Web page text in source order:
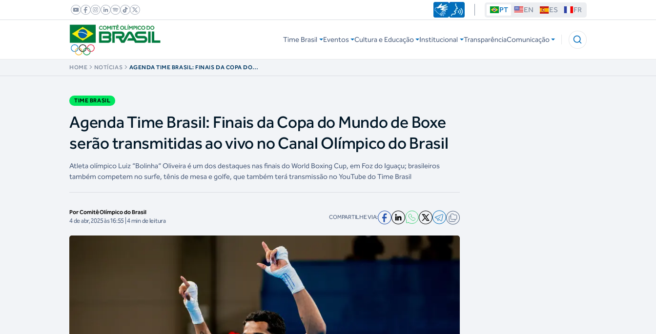
PT EN ES FR
Time Brasil Eventos Cultura e Educação Institucional TransparênciaComunicação
HOME NOTÍCIAS
AGENDA TIME BRASIL: FINAIS DA COPA DO
TIME BRASIL
Agenda Time Brasil: Finais da Copa do Mundo de Boxe
serão transmitidas ao vivo no Canal Olímpico do Brasil
Atleta olímpico Luiz “Bolinha” Oliveira é um dos destaques nas finais do World Boxing Cup, em Foz do Iguaçu; brasileiros
também competem no surfe, tênis de mesa e golfe, que também terá transmissão no YouTube do Time Brasil
Por Comitê Olímpico do Brasil
4 de abr, 2025 às 16:55 | 4 min de leitura COMPARTILHE VIA: